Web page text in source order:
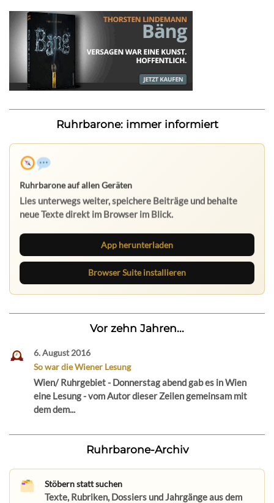
Ruhrbarone: immer informiert
Ruhrbarone auf allen Geräten
Lies unterwegs weiter, speichere Beiträge und behalte
neue Texte direkt im Browser im Blick.
App herunterladen
Browser Suite installieren
Vor zehn Jahren...
6. August 2016
So war die Wiener Lesung
Wien/ Ruhrgebiet - Donnerstag abend gab es in Wien
eine Lesung - vom Autor dieser Zeilen gemeinsam mit
dem dem...
Ruhrbarone-Archiv
Stöbern statt suchen
Texte, Rubriken, Dossiers und Jahrgänge aus dem